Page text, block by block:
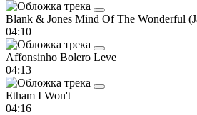
Blank & Jones Mind Of The Wonderful
04:10
Affonsinho Bolero Leve
04:13
Etham I Won't
04:16